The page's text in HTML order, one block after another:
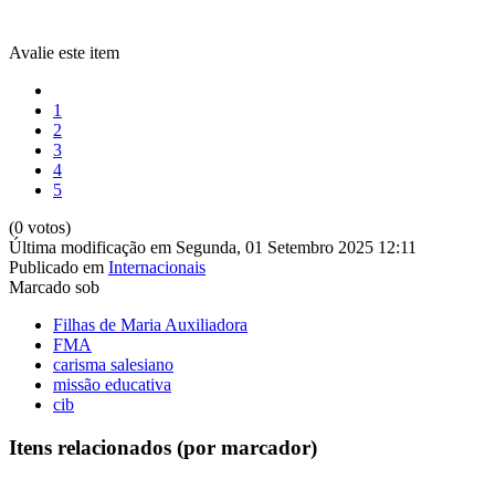
Avalie este item
1
2
3
4
5
(0 votos)
Última modificação em Segunda, 01 Setembro 2025 12:11
Publicado em Internacionais
Marcado sob
Filhas de Maria Auxiliadora
FMA
carisma salesiano
missão educativa
cib
Itens relacionados (por marcador)